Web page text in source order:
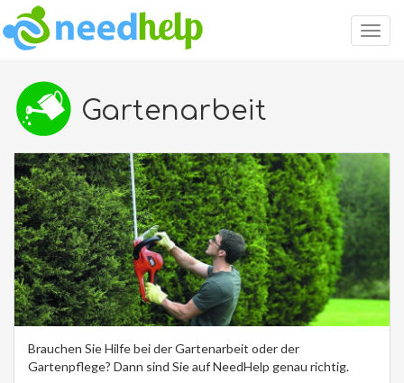
Gartenarbeit
Brauchen Sie Hilfe bei der Gartenarbeit oder der
Gartenpflege? Dann sind Sie auf NeedHelp genau richtig.